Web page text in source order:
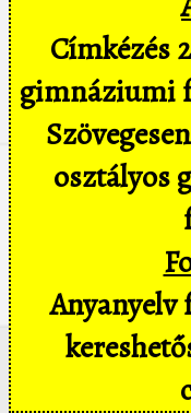
Címkézés
gimnáziumi
osztályos
Anyanyelv